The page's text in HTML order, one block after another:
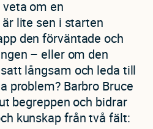
om en
lite sen i starten
den förväntade och
– eller om den
långsam och leda till
problem? Barbro Bruce
begreppen och bidrar
kunskap från två fält: